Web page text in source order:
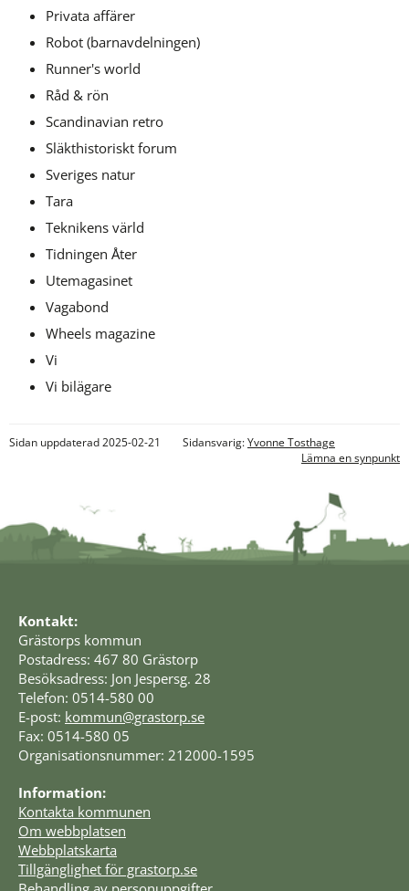
Privata affärer
Robot (barnavdelningen)
Runner's world
Råd & rön
Scandinavian retro
Släkthistoriskt forum
Sveriges natur
Tara
Teknikens värld
Tidningen Åter
Utemagasinet
Vagabond
Wheels magazine
Vi
Vi bilägare
Sidan uppdaterad 2025-02-21 Sidansvarig:Yvonne Tosthage
Lämna en synpunkt
Kontakt:
Grästorps kommun
Postadress: 467 80 Grästorp
Besöksadress: Jon Jespersg. 28
Telefon: 0514-580 00
E-post: kommun@grastorp.se
Fax: 0514-580 05
Organisationsnummer: 212000-1595
Information:
Kontakta kommunen
Om webbplatsen
Webbplatskarta
Tillgänglighet för grastorp.se